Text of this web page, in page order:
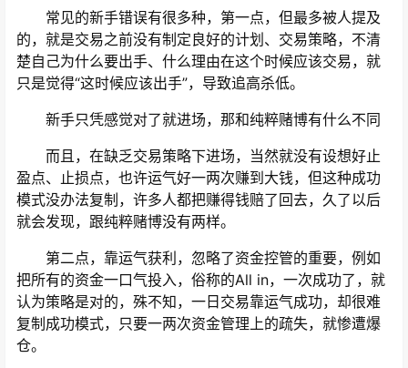
常见的新手错误有很多种，第一点，但最多被人提及
的，就是交易之前没有制定良好的计划、交易策略，不清
楚自己为什么要出手、什么理由在这个时候应该交易，就
只是觉得“这时候应该出手”，导致追高杀低。
新手只凭感觉对了就进场，那和纯粹赌博有什么不同
而且，在缺乏交易策略下进场，当然就没有设想好止
盈点、止损点，也许运气好一两次赚到大钱，但这种成功
模式没办法复制，许多人都把赚得钱赔了回去，久了以后
就会发现，跟纯粹赌博没有两样。
第二点，靠运气获利，忽略了资金控管的重要，例如
把所有的资金一口气投入，俗称的All in，一次成功了，就
认为策略是对的，殊不知，一日交易靠运气成功，却很难
复制成功模式，只要一两次资金管理上的疏失，就惨遭爆
仓。